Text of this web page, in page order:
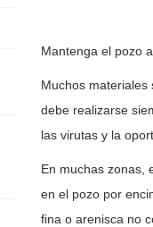
Mantenga el pozo
Muchos
debe realizarse
las virutas y la
En muchas zonas,
en el pozo por
fina o arenisca no